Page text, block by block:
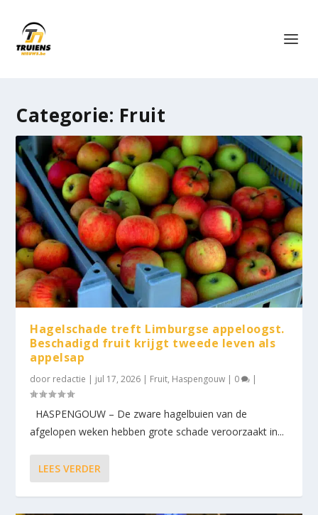
Categorie: Fruit
Hagelschade treft Limburgse appeloogst.
Beschadigd fruit krijgt tweede leven als
appelsap
door redactie | jul 17, 2026 | Fruit, Haspengouw | 0 |
HASPENGOUW – De zware hagelbuien van de
afgelopen weken hebben grote schade veroorzaakt in...
LEES VERDER